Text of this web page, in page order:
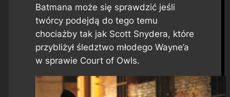
Batmana może się sprawdzić jeśli
twórcy podejdą do tego temu
chociażby tak jak Scott Snydera, które
przybliżył śledztwo młodego Wayne’a
w sprawie Court of Owls.